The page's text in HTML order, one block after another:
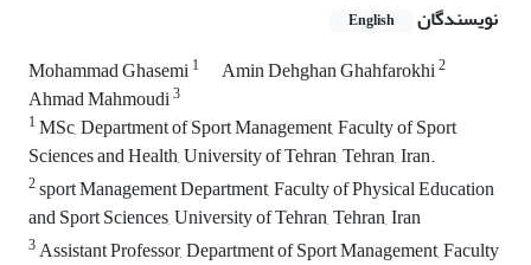
نویسندگان English
Mohammad Ghasemi1 Amin Dehghan Ghahfarokhi2
Ahmad Mahmoudi3
1MSc, Department of Sport Management, Faculty of Sport
Sciences and Health, University of Tehran, Tehran, Iran.
2sport Management Department, Faculty of Physical Education
and Sport Sciences, University of Tehran, Tehran, Iran
3Assistant Professor, Department of Sport Management, Faculty